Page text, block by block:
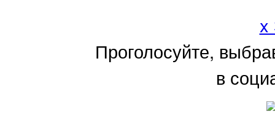
x
Проголосуйте,
в